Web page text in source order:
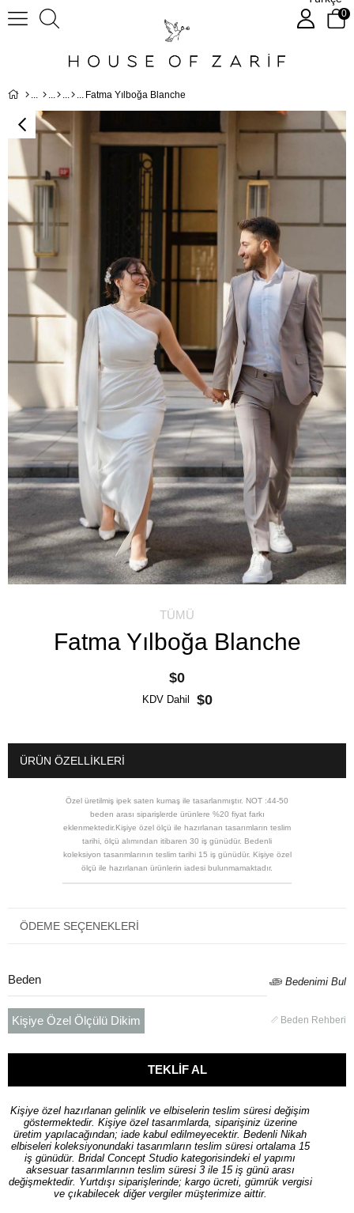
0
Fatma Yılboğa Blanche
TÜMÜ
Fatma Yılboğa Blanche
$0
KDV Dahil $0
ÜRÜN ÖZELLIKLERI
Özel üretilmiş ipek saten kumaş ile tasarlanmıştır. NOT :44-50
beden arası siparişlerde ürünlere %20 fiyat farkı
eklenmektedir.Kişiye özel ölçü ile hazırlanan tasarımların teslim
tarihi, ölçü alımından itibaren 30 iş günüdür. Bedenli
koleksiyon tasarımlarının teslim tarihi 15 iş günüdür. Kişiye özel
ölçü ile hazırlanan ürünlerin iadesi bulunmamaktadır.
ÖDEME SEÇENEKLERI
Bedenimi Bul
Beden Rehberi
Beden
Kişiye Özel Ölçülü Dikim
Kişiye özel hazırlanan gelinlik ve elbiselerin teslim süresi değişim
göstermektedir. Kişiye özel tasarımlarda, siparişiniz üzerine
üretim yapılacağından; iade kabul edilmeyecektir. Bedenli Nikah
elbiseleri koleksiyonundaki tasarımların teslim süresi ortalama 15
iş günüdür. Bridal Concept Studio kategorisindeki el yapımı
aksesuar tasarımlarının teslim süresi 3 ile 15 iş günü arası
değişmektedir. Yurtdışı siparişlerinde; kargo ücreti, gümrük vergisi
ve çıkabilecek diğer vergiler müşterimize aittir.